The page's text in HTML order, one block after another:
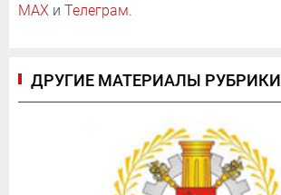
MAX и Телеграм.
ДРУГИЕ МАТЕРИАЛЫ РУБРИКИ